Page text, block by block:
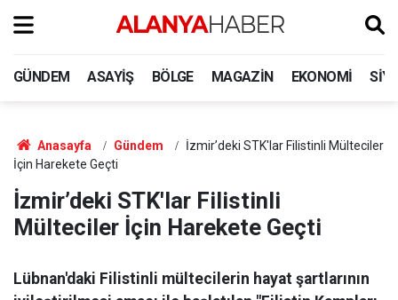
GÜNDEM ASAYIŞ BÖLGE MAGAZIN EKONOMI
Anasayfa Gündem
İzmir’deki STK'lar Filistinli Mülteciler
İçin Harekete Geçti
İzmir’deki STK'lar Filistinli
Mülteciler İçin Harekete Geçti
Lübnan'daki Filistinli mültecilerin hayat şartlarının